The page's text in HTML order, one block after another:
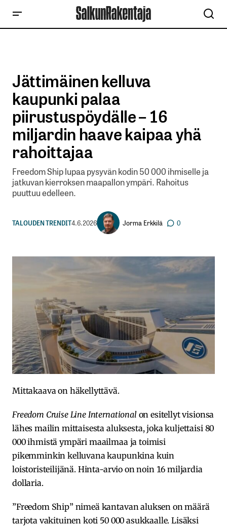
Jättimäinen kelluva
kaupunki palaa
piirustuspöydälle – 16
miljardin haave kaipaa yhä
rahoittajaa
Freedom Ship lupaa pysyvän kodin 50 000 ihmiselle ja
jatkuvan kierroksen maapallon ympäri. Rahoitus
puuttuu edelleen.
TALOUDEN TRENDIT4.6.2026 Jorma Erkkilä 0
Mittakaava on häkellyttävä.
Freedom Cruise Line Internationalon esitellyt visionsa
lähes mailin mittaisesta aluksesta, joka kuljettaisi 80
000 ihmistä ympäri maailmaa ja toimisi
pikemminkin kelluvana kaupunkina kuin
loistoristeilijänä. Hinta-arvio on noin 16 miljardia
dollaria.
”Freedom Ship” nimeä kantavan aluksen on määrä
tarjota vakituinen koti 50 000 asukkaalle. Lisäksi